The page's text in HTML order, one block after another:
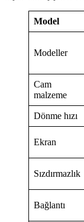
Model
Modeller
Cam
malzeme
Dönme hızı
Ekran
Sızdırmazlık
Bağlantı